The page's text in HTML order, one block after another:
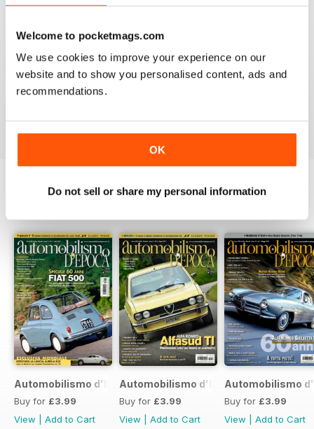
Welcome to pocketmags.com
We use cookies to improve your experience on our
website and to show you personalised content, ads and
recommendations.
OK
Do not sell or share my personal information
2
1 0
Automobilismo d'Epoca 7 2017
Buy for £3.99
View
Add to Cart
Automobilismo d'Epoca 6 2017
Buy for £3.99
View
Add to Cart
Automobilismo
Buy for £3.99
View
Add to Cart